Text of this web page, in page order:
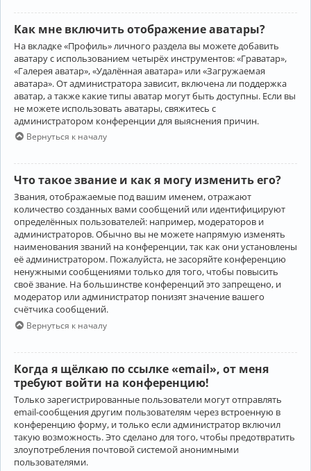
Как мне включить отображение аватары?
На вкладке «Профиль» личного раздела вы можете добавить
аватару с использованием четырёх инструментов: «Граватар»,
«Галерея аватар», «Удалённая аватара» или «Загружаемая
аватара». От администратора зависит, включена ли поддержка
аватар, а также какие типы аватар могут быть доступны. Если вы
не можете использовать аватары, свяжитесь с
администратором конференции для выяснения причин.
Вернуться к началу
Что такое звание и как я могу изменить его?
Звания, отображаемые под вашим именем, отражают
количество созданных вами сообщений или идентифицируют
определённых пользователей: например, модераторов и
администраторов. Обычно вы не можете напрямую изменять
наименования званий на конференции, так как они установлены
её администратором. Пожалуйста, не засоряйте конференцию
ненужными сообщениями только для того, чтобы повысить
своё звание. На большинстве конференций это запрещено, и
модератор или администратор понизят значение вашего
счётчика сообщений.
Вернуться к началу
Когда я щёлкаю по ссылке «email», от меня
требуют войти на конференцию!
Только зарегистрированные пользователи могут отправлять
email-сообщения другим пользователям через встроенную в
конференцию форму, и только если администратор включил
такую возможность. Это сделано для того, чтобы предотвратить
злоупотребления почтовой системой анонимными
пользователями.